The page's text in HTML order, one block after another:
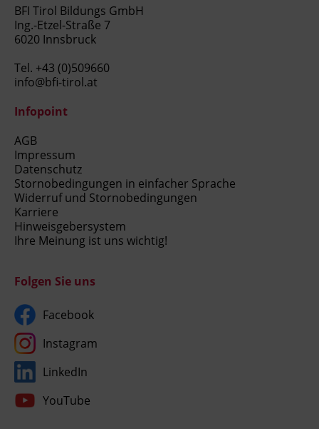
BFI Tirol Bildungs GmbH
Ing.-Etzel-Straße 7
6020 Innsbruck
Tel. +43 (0)509660
info@bfi-tirol.at
Infopoint
AGB
Impressum
Datenschutz
Stornobedingungen in einfacher Sprache
Widerruf und Stornobedingungen
Karriere
Hinweisgebersystem
Ihre Meinung ist uns wichtig!
Folgen Sie uns
Facebook
Instagram
LinkedIn
YouTube